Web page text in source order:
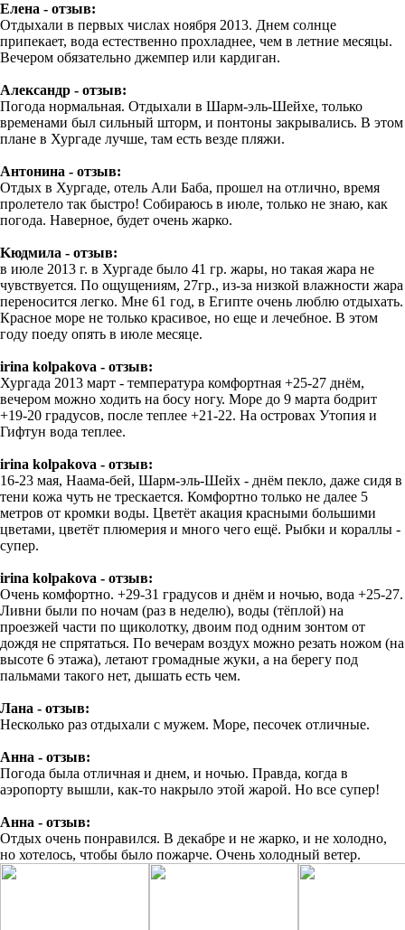
Елена - отзыв:
Отдыхали в первых числах ноября 2013. Днем солнце
припекает, вода естественно прохладнее, чем в летние месяцы.
Вечером обязательно джемпер или кардиган.
Александр - отзыв:
Погода нормальная. Отдыхали в Шарм-эль-Шейхе, только
временами был сильный шторм, и понтоны закрывались. В этом
плане в Хургаде лучше, там есть везде пляжи.
Антонина - отзыв:
Отдых в Хургаде, отель Али Баба, прошел на отлично, время
пролетело так быстро! Собираюсь в июле, только не знаю, как
погода. Наверное, будет очень жарко.
Kюдмила - отзыв:
в июле 2013 г. в Хургаде было 41 гр. жары, но такая жара не
чувствуется. По ощущениям, 27гр., из-за низкой влажности жара
переносится легко. Мне 61 год, в Египте очень люблю отдыхать.
Красное море не только красивое, но еще и лечебное. В этом
году поеду опять в июле месяце.
irina kolpakova - отзыв:
Хургада 2013 март - температура комфортная +25-27 днём,
вечером можно ходить на босу ногу. Море до 9 марта бодрит
+19-20 градусов, после теплее +21-22. На островах Утопия и
Гифтун вода теплее.
irina kolpakova - отзыв:
16-23 мая, Наама-бей, Шарм-эль-Шейх - днём пекло, даже сидя в
тени кожа чуть не трескается. Комфортно только не далее 5
метров от кромки воды. Цветёт акация красными большими
цветами, цветёт плюмерия и много чего ещё. Рыбки и кораллы -
супер.
irina kolpakova - отзыв:
Очень комфортно. +29-31 градусов и днём и ночью, вода +25-27.
Ливни были по ночам (раз в неделю), воды (тёплой) на
проезжей части по щиколотку, двоим под одним зонтом от
дождя не спрятаться. По вечерам воздух можно резать ножом (на
высоте 6 этажа), летают громадные жуки, а на берегу под
пальмами такого нет, дышать есть чем.
Лана - отзыв:
Несколько раз отдыхали с мужем. Море, песочек отличные.
Анна - отзыв:
Погода была отличная и днем, и ночью. Правда, когда в
аэропорту вышли, как-то накрыло этой жарой. Но все супер!
Анна - отзыв:
Отдых очень понравился. В декабре и не жарко, и не холодно,
но хотелось, чтобы было пожарче. Очень холодный ветер.